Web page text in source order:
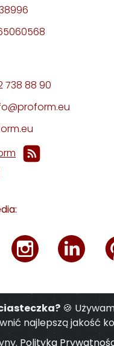
738 88 90
🍪
najlepszą jakość
Polityka